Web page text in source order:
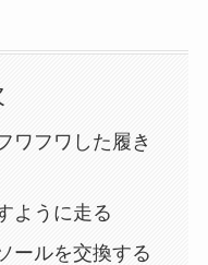
ワフワした履き
ように走る
ールを交換する